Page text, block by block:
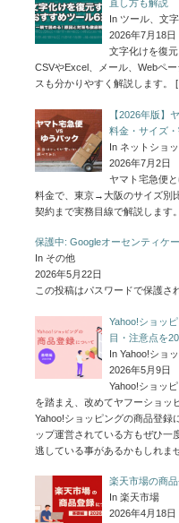
直し方も解説
In ツール、文
2026年7月18日
文字化けを復
CSVやExcel、メール、Webペ
スも分かりやすく解説します。
【2026年版】
料金・サイズ
In ネットショ
2026年7月2日
ヤマト宅急便
料金で、東京→大阪のサイズ別
契約まで実務目線で解説します。
保護中: Googleオーセンティケ
In その他
2026年5月22日
この投稿はパスワードで保護さ
Yahoo!ショッ
目・注意点を
In Yahoo!ショ
2026年5月9日
Yahoo!ショッ
を踏まえ、改めてヤフーショッ
Yahoo!ショッピングの商品登録
ップ運営されている方もぜひ一
逃している事があるかもしれま
楽天市場の商
In 楽天市場
2026年4月18日